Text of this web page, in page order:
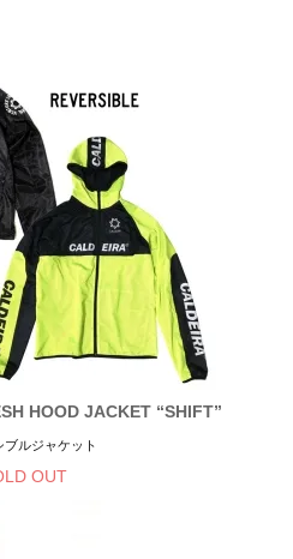
HOOD JACKET “SHIFT”
ブルジャケット
OUT